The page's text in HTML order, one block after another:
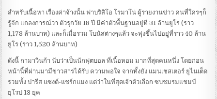
สำหรับเนื้อหา เรื่องค่าจ้างนั้น ฟาบริสิโอ โรมาโน่ ผู้รายงานข่าว คนที่ใครๆก็
รู้จัก แถลงการณ์ว่า ตัวรุกวัย 18 ปี มีค่าตัวพื้นฐานอยู่ที่ 31 ล้านยูโร (ราว
1,178 ล้านบาท) และก็เมื่อรวม โบนัสต่างๆแล้ว จะพุ่งขึ้นไปอยู่ที่ราว 40 ล้าน
ยูโร (ราว 1,520 ล้านบาท)
ดังนี้ กามาวินก้า นับว่าเป็นนักฟุตบอล ที่เนื้อหอม มากที่สุดคนหนึ่ง โดยก่อน
หน้านี้ที่ผ่านมามีข่าวสารได้รับ ความพอใจ จากทั้งยัง แมนเชสเตอร์ ยูไนเต็ด
รวมทั้ง ปารีส แซงต์-แชร์กแมง แต่ว่าในที่สุดเจ้าตัวเลือก ซบชมรมแชมป์
ยุโรป 13 ยุค